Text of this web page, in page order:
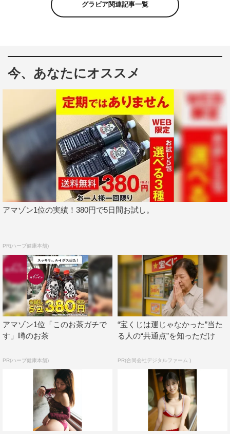
グラビア関連記事一覧
今、あなたにオススメ
アマゾン1位の実績！380円で5日間お試し。
PR(ハーブ健康本舗)
アマゾン1位「このお茶ガチで
す」噂のお茶
PR(ハーブ健康本舗)
“宝くじは運じゃなかった”当た
る人の“共通点”を知っただけ
PR(合同会社デジタルファーム )